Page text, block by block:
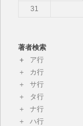
31
著者検索
ア行
カ行
サ行
タ行
ナ行
ハ行